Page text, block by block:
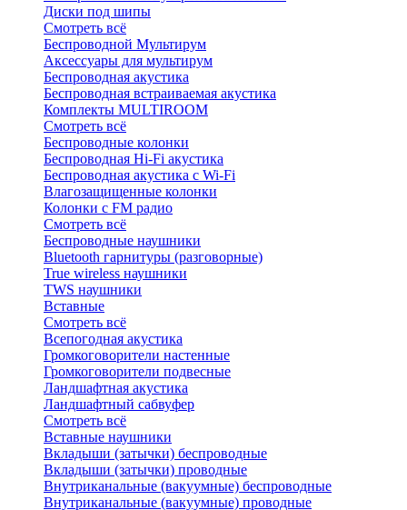
Диски под шипы
Смотреть всё
Беспроводной Мультирум
Аксессуары для мультирум
Беспроводная акустика
Беспроводная встраиваемая акустика
Комплекты MULTIROOM
Смотреть всё
Беспроводные колонки
Беспроводная Hi-Fi акустика
Беспроводная акустика с Wi-Fi
Влагозащищенные колонки
Колонки с FM радио
Смотреть всё
Беспроводные наушники
Bluetоoth гарнитуры (разговорные)
True wireless наушники
TWS наушники
Вставные
Смотреть всё
Всепогодная акустика
Громкоговорители настенные
Громкоговорители подвесные
Ландшафтная акустика
Ландшафтный сабвуфер
Смотреть всё
Вставные наушники
Вкладыши (затычки) беспроводные
Вкладыши (затычки) проводные
Внутриканальные (вакуумные) беспроводные
Внутриканальные (вакуумные) проводные